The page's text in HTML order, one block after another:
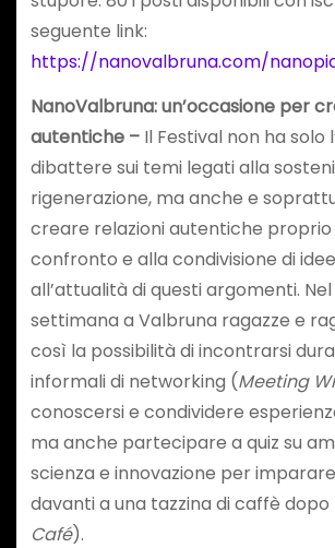
seguente link:
https://nanovalbruna.com/
NanoValbruna: un’occasione per
autentiche – Il Festival non ha solo
dibattere sui temi legati alla
rigenerazione, ma anche e
creare relazioni autentiche proprio
confronto e alla condivisione di
all’attualità di questi argomenti.
settimana a Valbruna ragazze e
così la possibilità di incontrarsi
informali di networking (Meeting
conoscersi e condividere
ma anche partecipare a quiz su
scienza e innovazione per
davanti a una tazzina di caffè
Café).